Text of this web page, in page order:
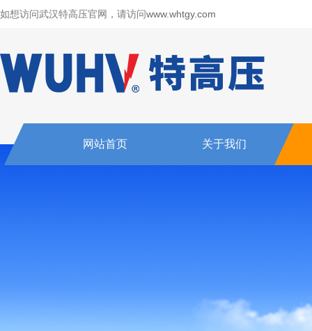
如想访问武汉特高压官网，请访问www.whtgy.com
网站首页 关于我们